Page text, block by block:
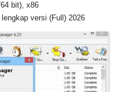
bit), x86
lengkap versi (Full) 2026